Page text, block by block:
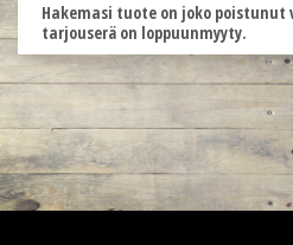
Hakemasi tuote on joko
tarjouserä on loppuunmyyty.